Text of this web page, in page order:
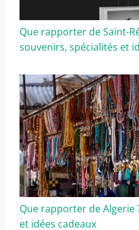
Que rapporter de Saint-
souvenirs, spécialités et
Que rapporter de Algerie
et idées cadeaux